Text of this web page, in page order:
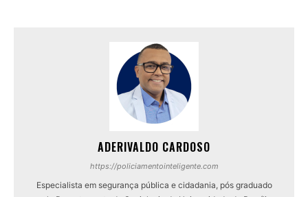
ADERIVALDO CARDOSO
https://policiamentointeligente.com
Especialista em segurança pública e cidadania, pós graduado